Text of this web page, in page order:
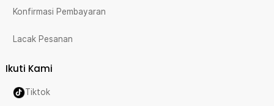
Konfirmasi Pembayaran
Lacak Pesanan
Ikuti Kami
Tiktok